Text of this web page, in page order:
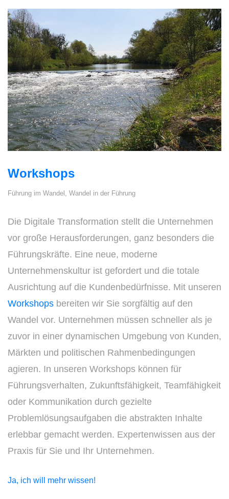
Workshops
Führung im Wandel, Wandel in der Führung
Die Digitale Transformation stellt die Unternehmen
vor große Herausforderungen, ganz besonders die
Führungskräfte. Eine neue, moderne
Unternehmenskultur ist gefordert und die totale
Ausrichtung auf die Kundenbedürfnisse. Mit unseren
Workshops bereiten wir Sie sorgfältig auf den
Wandel vor. Unternehmen müssen schneller als je
zuvor in einer dynamischen Umgebung von Kunden,
Märkten und politischen Rahmenbedingungen
agieren. In unseren Workshops können für
Führungsverhalten, Zukunftsfähigkeit, Teamfähigkeit
oder Kommunikation durch gezielte
Problemlösungsaufgaben die abstrakten Inhalte
erlebbar gemacht werden. Expertenwissen aus der
Praxis für Sie und Ihr Unternehmen.
Ja, ich will mehr wissen!